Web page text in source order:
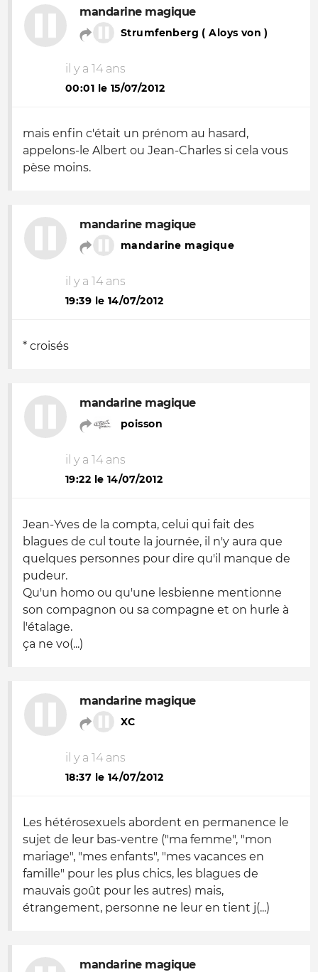
mandarine magique
Strumfenberg ( Aloys von )
il y a 14 ans
00:01 le 15/07/2012
mais enfin c'était un prénom au hasard,
appelons-le Albert ou Jean-Charles si cela vous
pèse moins.
mandarine magique
mandarine magique
il y a 14 ans
19:39 le 14/07/2012
* croisés
mandarine magique
poisson
il y a 14 ans
19:22 le 14/07/2012
Jean-Yves de la compta, celui qui fait des
blagues de cul toute la journée, il n'y aura que
quelques personnes pour dire qu'il manque de
pudeur.
Qu'un homo ou qu'une lesbienne mentionne
son compagnon ou sa compagne et on hurle à
l'étalage.
ça ne vo(...)
mandarine magique
XC
il y a 14 ans
18:37 le 14/07/2012
Les hétérosexuels abordent en permanence le
sujet de leur bas-ventre ("ma femme", "mon
mariage", "mes enfants", "mes vacances en
famille" pour les plus chics, les blagues de
mauvais goût pour les autres) mais,
étrangement, personne ne leur en tient j(...)
mandarine magique